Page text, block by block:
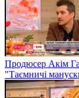
Продюсер Акім
"Таємничі